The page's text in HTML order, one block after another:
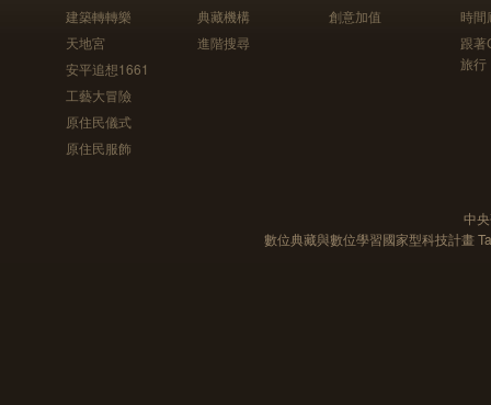
建築轉轉樂
天地宮
安平追想1661
工藝大冒險
原住民儀式
原住民服飾
典藏機構
進階搜尋
創意加值
時間
跟
旅行
中
數位典藏與數位學習國家型科技計畫